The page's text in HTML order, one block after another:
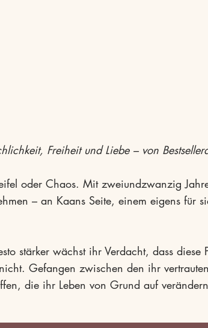
Freiheit und Liebe – von
oder Chaos. Mit zweiundzwanzig
– an Kaans Seite, einem eigens für
stärker wächst ihr Verdacht, dass diese
Gefangen zwischen den ihr
die ihr Leben von Grund auf